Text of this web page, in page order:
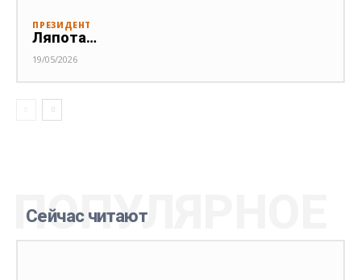
ПРЕЗИДЕНТ
Ляпота…
19/05/2026
Сейчас читают
ПОПУЛЯРНОЕ